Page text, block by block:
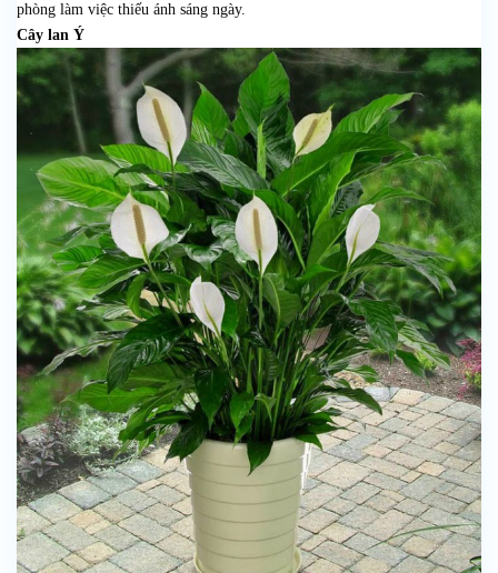
phòng làm việc thiếu ánh sáng ngày.
Cây lan Ý